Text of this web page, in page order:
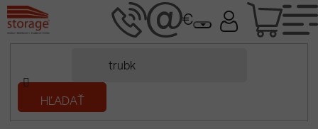
Prejsť
na
obsah
HĽADAŤ
Domov
Plastové prepravky
s vekom/ESD euro prepravka s vekom so závesmi 40x30x33,5(v) cm